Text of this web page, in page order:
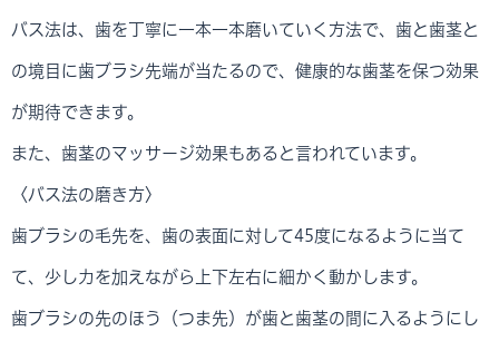
バス法は、歯を丁寧に一本一本磨いていく方法で、歯と歯茎と
の境目に歯ブラシ先端が当たるので、健康的な歯茎を保つ効果
が期待できます。
また、歯茎のマッサージ効果もあると言われています。
〈バス法の磨き方〉
歯ブラシの毛先を、歯の表面に対して45度になるように当て
て、少し力を加えながら上下左右に細かく動かします。
歯ブラシの先のほう（つま先）が歯と歯茎の間に入るようにし